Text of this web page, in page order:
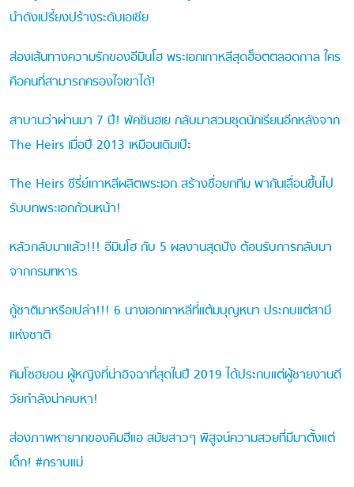
นำดังเปรี้ยงปร้างระดับเอเชีย
ส่องเส้นทางความรักของอีมินโฮ พระเอกเกาหลีสุดฮ็อตตลอดกาล ใคร
คือคนที่สามารถครองใจเขาได้!
สาบานว่าผ่านมา 7 ปี! พัคชินฮเย กลับมาสวมชุดนักเรียนอีกหลังจาก
The Heirs เมื่อปี 2013 เหมือนเดิมเป๊ะ
The Heirs ซีรี่ย์เกาหลีผลิตพระเอก สร้างชื่อยกทีม พากันเลื่อนขึ้นไป
รับบทพระเอกถ้วนหน้า!
หลัวกลับมาแล้ว!!! อีมินโฮ กับ 5 ผลงานสุดปัง ต้อนรับการกลับมา
จากกรมทหาร
กู้ชาติมาหรือเปล่า!!! 6 นางเอกเกาหลีที่แต้มบุญหนา ประกบแต่สามี
แห่งชาติ
คิมโซฮยอน ผู้หญิงที่น่าอิจฉาที่สุดในปี 2019 ได้ประกบแต่ผู้ชายงานดี
วัยกำลังน่าคบหา!
ส่องภาพหายากของคิมฮีแอ สมัยสาวๆ พิสูจน์ความสวยที่มีมาตั้งแต่
เด็ก! #กราบแม่